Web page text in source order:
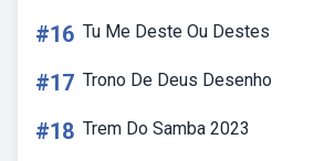
#16 Tu Me Deste Ou Destes
#17 Trono De Deus Desenho
#18 Trem Do Samba 2023